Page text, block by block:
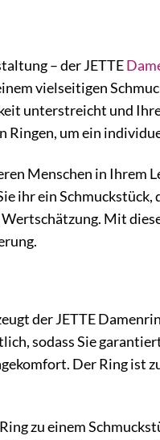
– der JETTE
vielseitigen
unterstreicht und
um ein
Menschen in Ihrem
ihr ein Schmuckstück,
Mit
der JETTE
sodass Sie
Der Ring ist
zu einem